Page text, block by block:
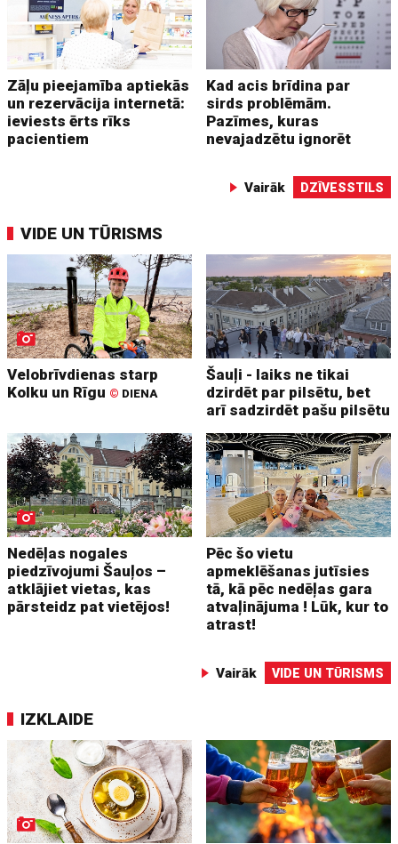
Zāļu pieejamība aptiekās
un rezervācija internetā:
ieviests ērts rīks
pacientiem
Kad acis brīdina par
sirds problēmām.
Pazīmes, kuras
nevajadzētu ignorēt
Vairāk DZĪVESSTILS
VIDE UN TŪRISMS
Velobrīvdienas starp
Kolku un Rīgu © DIENA
Šauļi - laiks ne tikai
dzirdēt par pilsētu, bet
arī sadzirdēt pašu pilsētu
Nedēļas nogales
piedzīvojumi Šauļos –
atklājiet vietas, kas
pārsteidz pat vietējos!
Pēc šo vietu
apmeklēšanas jutīsies
tā, kā pēc nedēļas gara
atvaļinājuma ! Lūk, kur to
atrast!
Vairāk VIDE UN TŪRISMS
IZKLAIDE